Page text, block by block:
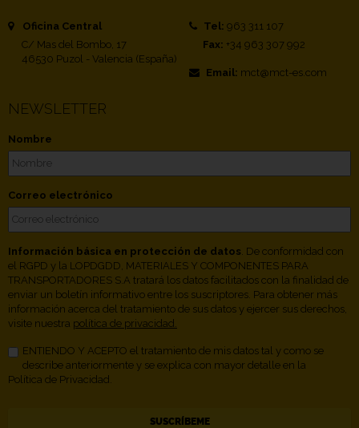
Oficina Central
C/ Mas del Bombo, 17
46530 Puzol - Valencia (España)
Tel: 963 311 107
Fax: +34 963 307 992
Email: mct@mct-es.com
NEWSLETTER
Nombre
Correo electrónico
Información básica en protección de datos . De conformidad con
el RGPD y la LOPDGDD, MATERIALES Y COMPONENTES PARA
TRANSPORTADORES S.A tratará los datos facilitados con la finalidad de
enviar un boletín informativo entre los suscriptores. Para obtener más
información acerca del tratamiento de sus datos y ejercer sus derechos,
visite nuestra política de privacidad.
ENTIENDO Y ACEPTO el tratamiento de mis datos tal y como se
describe anteriormente y se explica con mayor detalle en la
Política de Privacidad.